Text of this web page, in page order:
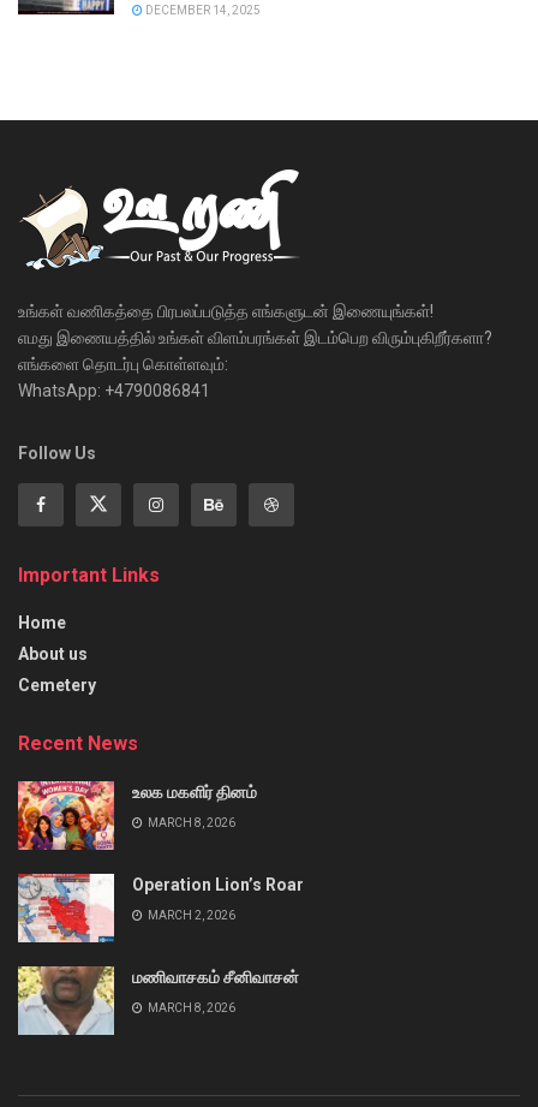
DECEMBER 14, 2025
உங்கள் வணிகத்தை பிரபலப்படுத்த எங்களுடன் இணையுங்கள்!
எமது இணையத்தில் உங்கள் விளம்பரங்கள் இடம்பெற விரும்புகிறீர்களா?
எங்களை தொடர்பு கொள்ளவும்:
WhatsApp: +4790086841
Follow Us
Important Links
Home
About us
Cemetery
Recent News
உலக மகளிர் தினம்
MARCH 8, 2026
Operation Lion’s Roar
MARCH 2, 2026
மணிவாசகம் சீனிவாசன்
MARCH 8, 2026